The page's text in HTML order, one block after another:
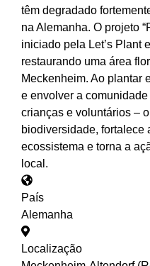
têm degradado
na Alemanha. O projeto
iniciado pela Let’s Plant
restaurando uma área
Meckenheim. Ao plantar
e envolver a
crianças e voluntários –
biodiversidade, fortalece
ecossistema e torna a
local.
País
Alemanha
Localização